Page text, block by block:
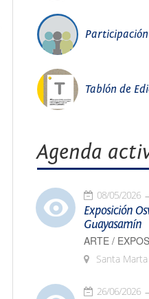
Tablón de
Agenda
08/05/2026
Exposición
Guayasamín
ARTE /
Santa
26/06/2026